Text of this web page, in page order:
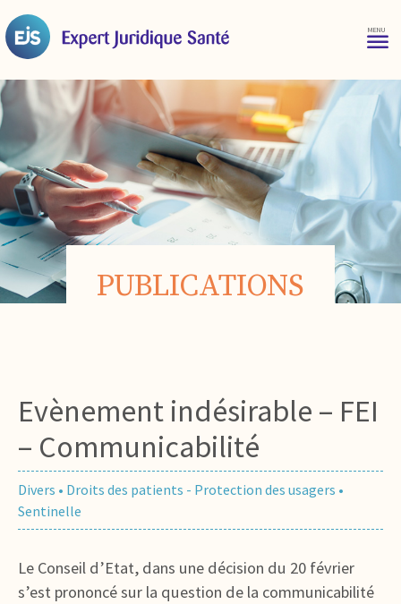
PUBLICATIONS
Evènement indésirable – FEI
– Communicabilité
Divers • Droits des patients - Protection des usagers •
Sentinelle
Le Conseil d’Etat, dans une décision du 20 février
s’est prononcé sur la question de la communicabilité